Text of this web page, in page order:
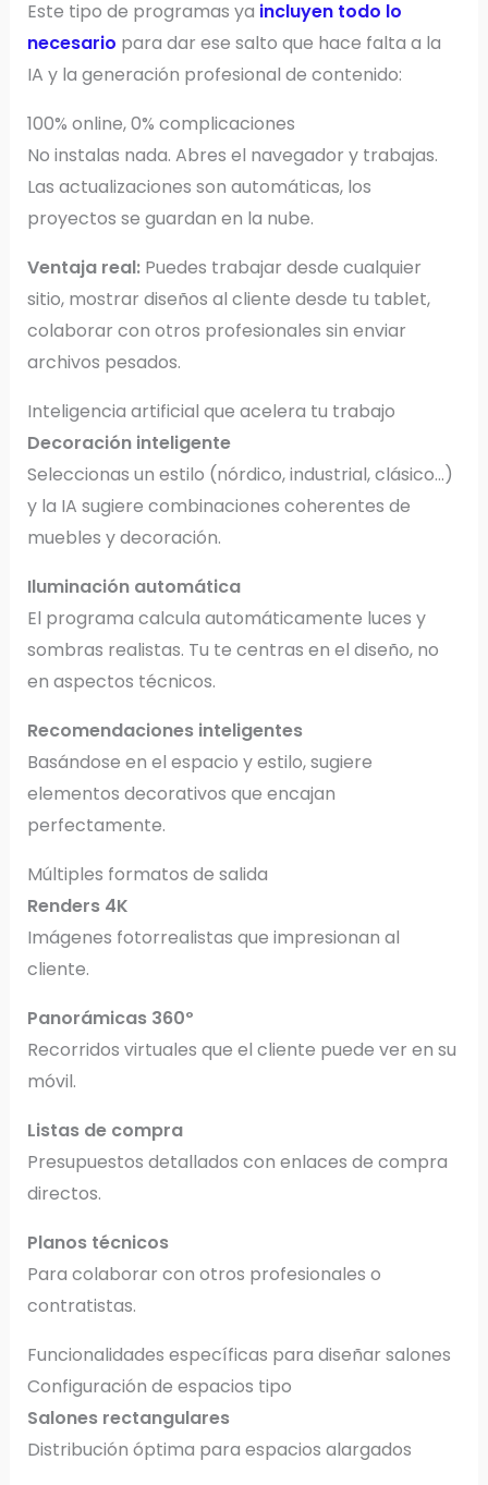
Este tipo de programas ya incluyen todo lo
necesario para dar ese salto que hace falta a la
IA y la generación profesional de contenido:
100% online, 0% complicaciones
No instalas nada. Abres el navegador y trabajas.
Las actualizaciones son automáticas, los
proyectos se guardan en la nube.
Ventaja real:Puedes trabajar desde cualquier
sitio, mostrar diseños al cliente desde tu tablet,
colaborar con otros profesionales sin enviar
archivos pesados.
Inteligencia artificial que acelera tu trabajo
Decoración inteligente
Seleccionas un estilo (nórdico, industrial, clásico…)
y la IA sugiere combinaciones coherentes de
muebles y decoración.
Iluminación automática
El programa calcula automáticamente luces y
sombras realistas. Tu te centras en el diseño, no
en aspectos técnicos.
Recomendaciones inteligentes
Basándose en el espacio y estilo, sugiere
elementos decorativos que encajan
perfectamente.
Múltiples formatos de salida
Renders 4K
Imágenes fotorrealistas que impresionan al
cliente.
Panorámicas 360º
Recorridos virtuales que el cliente puede ver en su
móvil.
Listas de compra
Presupuestos detallados con enlaces de compra
directos.
Planos técnicos
Para colaborar con otros profesionales o
contratistas.
Funcionalidades específicas para diseñar salones
Configuración de espacios tipo
Salones rectangulares
Distribución óptima para espacios alargados